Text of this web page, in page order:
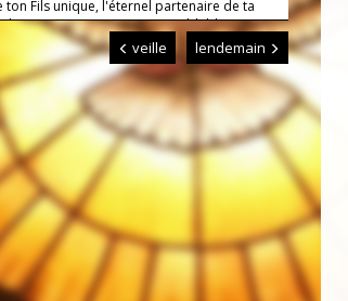
ton Fils unique, l'éternel partenaire de ta
la Vierge Marie un corps semblable au
des maux d'ici-bas, introduis-nous dans
veille lendemain